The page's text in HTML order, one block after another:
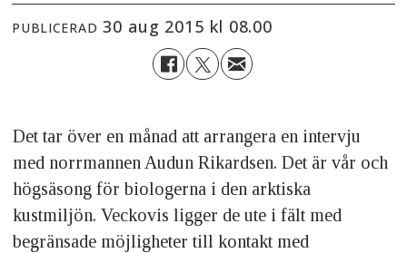
PUBLICERAD 30 aug 2015 kl 08.00
Det tar över en månad att arrangera en intervju
med norrmannen Audun Rikardsen. Det är vår och
högsäsong för biologerna i den arktiska
kustmiljön. Veckovis ligger de ute i fält med
begränsade möjligheter till kontakt med